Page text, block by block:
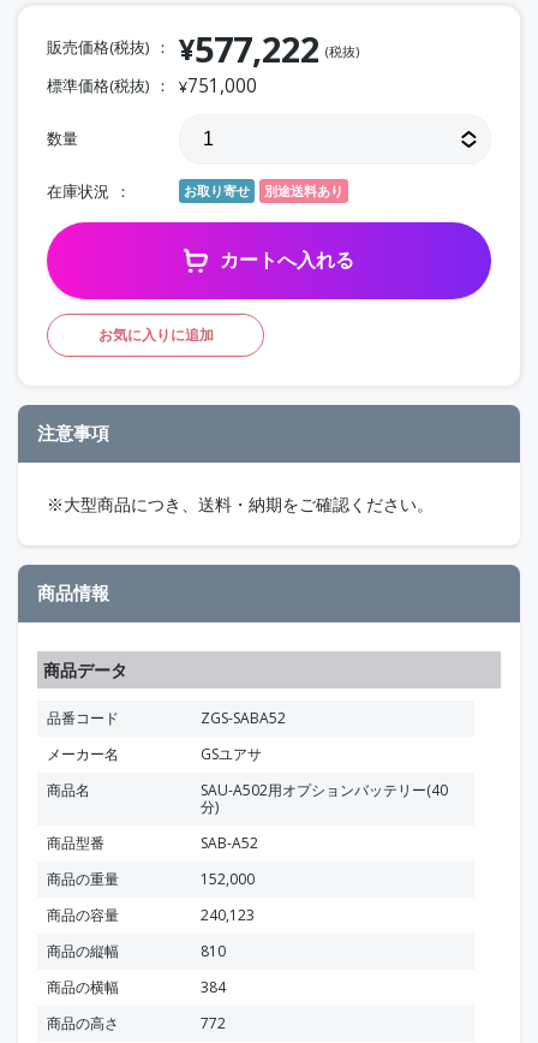
販売価格(税抜) ¥577,222 (税抜)
標準価格(税抜) ¥751,000
数量
在庫状況 お取り寄せ 別途送料あり
カートへ入れる
お気に入りに追加
注意事項
※大型商品につき、送料・納期をご確認ください。
商品情報
商品データ
品番コード
ZGS-SABA52
メーカー名
GSユアサ
商品名
SAU-A502用オプションバッテリー(40
分)
商品型番
SAB-A52
商品の重量
152,000
商品の容量
240,123
商品の縦幅
810
商品の横幅
384
商品の高さ
772